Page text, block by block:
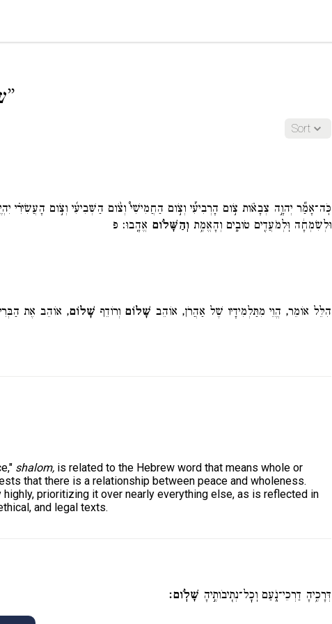
”
Sort
כֹּֽה־אָמַ֞ר יְהוָ֣ה צְבָאֹ֗ות צֹ֣ום הָרְבִיעִ֡י וְצֹ֣ום הַחֲמִישִׁי֩ וְצֹ֨ום הַשְּׁבִיעִ֜י וְצֹ֣ום הָעֲשִׂירִ֗י
וּלְשִׂמְחָ֔ה וּֽלְמֹעֲדִ֖ים טֹובִ֑ים וְהָאֱמֶ֥ת וְהַשָּׁלֹ֖ום אֱהָֽבוּ׃ פ
הִלֵּל אוֹמֵר, הֱוֵי מִתַּלְמִידָיו שֶׁל אַהֲרֹן, אוֹהֵב שָׁלוֹם וְרוֹדֵף שָׁלוֹם, אוֹהֵב אֶת
shalom,is related to the Hebrew word that means whole or
that there is a relationship between peace and wholeness.
prioritizing it over nearly everything else, as is reflected in
and legal texts.
דְּרָכֶ֥יהָ דַרְכֵי־נֹ֑עַם וְֽכׇל־נְתִ֖יבֹותֶ֣יהָ שָׁלֹֽום׃